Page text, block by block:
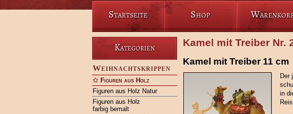
Startseite Shop
Kategorien
Weihnachtskrippen
Figuren aus Holz
Figuren aus Holz Natur
Figuren aus Holz
farbig bemalt
Kamel mit Treiber Nr.
Kamel mit Treiber 11 cm
Der
in